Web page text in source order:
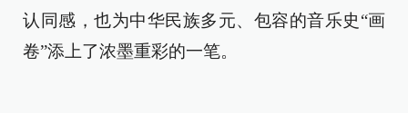
认同感，也为中华民族多元、包容的音乐史“画
卷”添上了浓墨重彩的一笔。